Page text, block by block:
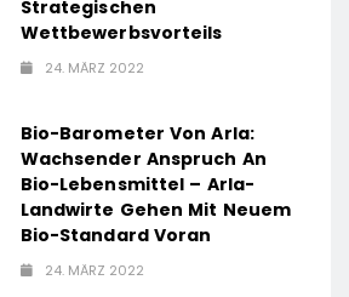
Strategischen
Wettbewerbsvorteils
24. MÄRZ 2022
Bio-Barometer Von Arla:
Wachsender Anspruch An
Bio-Lebensmittel – Arla-
Landwirte Gehen Mit Neuem
Bio-Standard Voran
24. MÄRZ 2022